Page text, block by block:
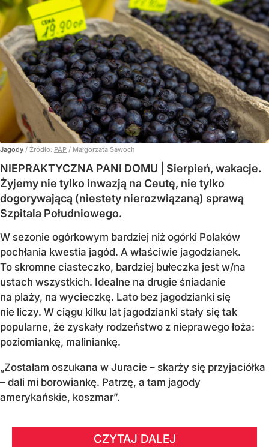
Jagody / Źródło: PAP / Małgorzata Sawoch
NIEPRAKTYCZNA PANI DOMU | Sierpień, wakacje.
Żyjemy nie tylko inwazją na Ceutę, nie tylko
dogorywającą (niestety nierozwiązaną) sprawą
Szpitala Południowego.
W sezonie ogórkowym bardziej niż ogórki Polaków
pochłania kwestia jagód. A właściwie jagodzianek.
To skromne ciasteczko, bardziej bułeczka jest w/na
ustach wszystkich. Idealne na drugie śniadanie
na plaży, na wycieczkę. Lato bez jagodzianki się
nie liczy. W ciągu kilku lat jagodzianki stały się tak
popularne, że zyskały rodzeństwo z nieprawego łoża:
poziomiankę, maliniankę.
„Zostałam oszukana w Juracie – skarży się przyjaciółka
– dali mi borowiankę. Patrzę, a tam jagody
amerykańskie, koszmar”.
CZYTAJ DALEJ